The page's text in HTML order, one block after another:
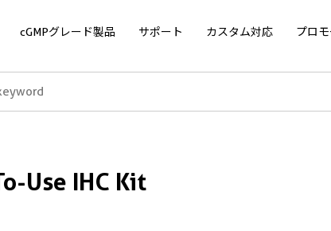
cGMPグレード製品 サポート カスタム対応 プロ
Use IHC Kit